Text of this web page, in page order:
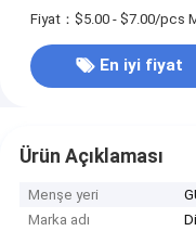
Fiyat：$5.00 - $7.00/pcs
En iyi fiyat
Ürün Açıklaması
Menşe yeri
Marka adı